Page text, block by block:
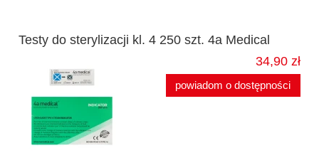
Testy do sterylizacji kl. 4 250 szt. 4a Medical
34,90 zł
powiadom o dostępności